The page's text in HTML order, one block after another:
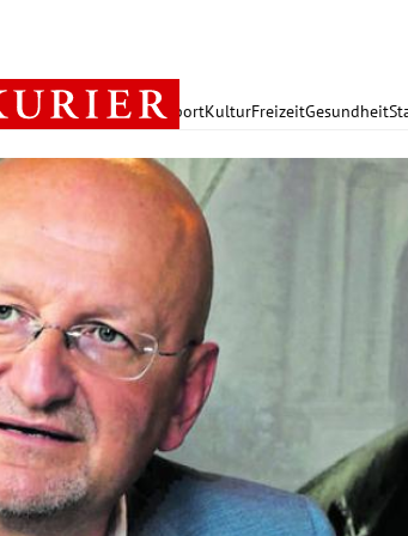
PolitikWirtschaft SportKulturFreizeitGesundheit